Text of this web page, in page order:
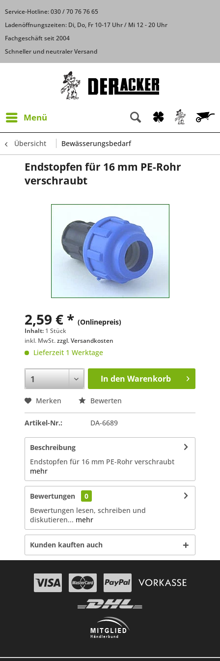
Service-Hotline: 030 / 70 76 76 65
Ladenöffnungszeiten: Di, Do, Fr 10-17 Uhr / Mi 12 - 20 Uhr
Fachgeschäft seit 2004
Schneller und neutraler Versand
Menü
Übersicht Bewässerungsbedarf
Endstopfen für 16 mm PE-Rohr
verschraubt
2,59 € * (Onlinepreis)
Inhalt: 1 Stück
inkl. MwSt.zzgl. Versandkosten
Lieferzeit 1 Werktage
In den Warenkorb
Merken Bewerten
Artikel-Nr.: DA-6689
Beschreibung
Endstopfen für 16 mm PE-Rohr verschraubt
mehr
Bewertungen
0
Bewertungen lesen, schreiben und
diskutieren... mehr
Kunden kauften auch